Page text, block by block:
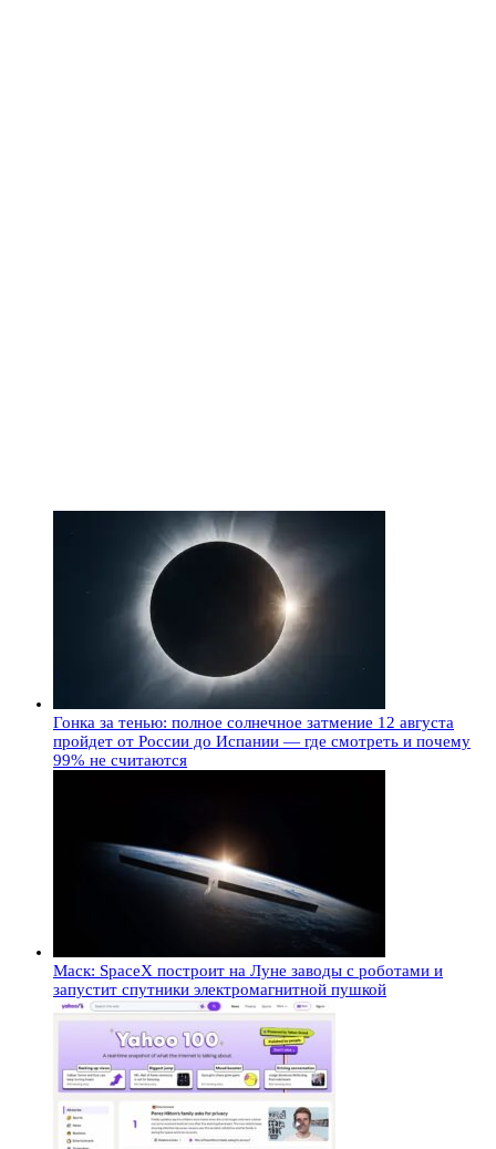
Гонка за тенью: полное солнечное затмение 12 августа
пройдет от России до Испании — где смотреть и почему
99% не считаются
Маск: SpaceX построит на Луне заводы с роботами и
запустит спутники электромагнитной пушкой